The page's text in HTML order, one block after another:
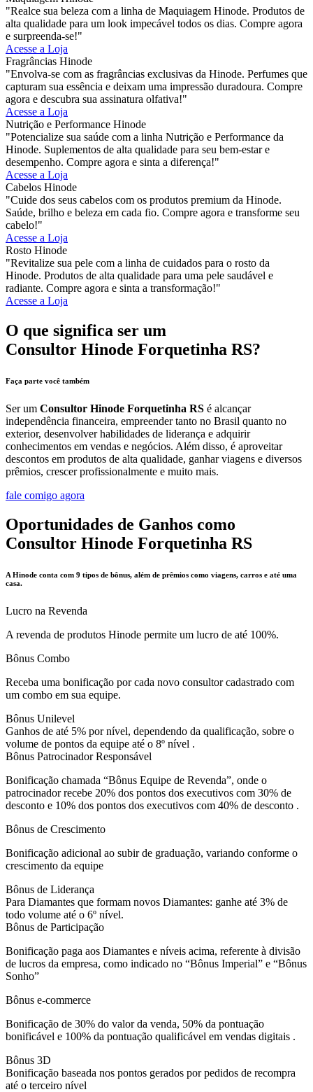
"Realce sua beleza com a linha de Maquiagem Hinode. Produtos de
alta qualidade para um look impecável todos os dias. Compre agora
e surpreenda-se!"
Acesse a Loja
Fragrâncias Hinode
"Envolva-se com as fragrâncias exclusivas da Hinode. Perfumes que
capturam sua essência e deixam uma impressão duradoura. Compre
agora e descubra sua assinatura olfativa!"
Acesse a Loja
Nutrição e Performance Hinode
"Potencialize sua saúde com a linha Nutrição e Performance da
Hinode. Suplementos de alta qualidade para seu bem-estar e
desempenho. Compre agora e sinta a diferença!"
Acesse a Loja
Cabelos Hinode
"Cuide dos seus cabelos com os produtos premium da Hinode.
Saúde, brilho e beleza em cada fio. Compre agora e transforme seu
cabelo!"
Acesse a Loja
Rosto Hinode
"Revitalize sua pele com a linha de cuidados para o rosto da
Hinode. Produtos de alta qualidade para uma pele saudável e
radiante. Compre agora e sinta a transformação!"
Acesse a Loja
O que significa ser um
Consultor Hinode Forquetinha RS?
Faça parte você também
Ser um Consultor Hinode Forquetinha RS é alcançar
independência financeira, empreender tanto no Brasil quanto no
exterior, desenvolver habilidades de liderança e adquirir
conhecimentos em vendas e negócios. Além disso, é aproveitar
descontos em produtos de alta qualidade, ganhar viagens e diversos
prêmios, crescer profissionalmente e muito mais.
fale comigo agora
Oportunidades de Ganhos como
Consultor Hinode Forquetinha RS
A Hinode conta com 9 tipos de bônus, além de prêmios como viagens, carros e até uma
casa.
Lucro na Revenda
A revenda de produtos Hinode permite um lucro de até 100%.
Bônus Combo
Receba uma bonificação por cada novo consultor cadastrado com
um combo em sua equipe.
Bônus Unilevel
Ganhos de até 5% por nível, dependendo da qualificação, sobre o
volume de pontos da equipe até o 8º nível .
Bônus Patrocinador Responsável
Bonificação chamada “Bônus Equipe de Revenda”, onde o
patrocinador recebe 20% dos pontos dos executivos com 30% de
desconto e 10% dos pontos dos executivos com 40% de desconto .
Bônus de Crescimento
Bonificação adicional ao subir de graduação, variando conforme o
crescimento da equipe
Bônus de Liderança
Para Diamantes que formam novos Diamantes: ganhe até 3% de
todo volume até o 6º nível.
Bônus de Participação
Bonificação paga aos Diamantes e níveis acima, referente à divisão
de lucros da empresa, como indicado no “Bônus Imperial” e “Bônus
Sonho”
Bônus e-commerce
Bonificação de 30% do valor da venda, 50% da pontuação
bonificável e 100% da pontuação qualificável em vendas digitais .
Bônus 3D
Bonificação baseada nos pontos gerados por pedidos de recompra
até o terceiro nível